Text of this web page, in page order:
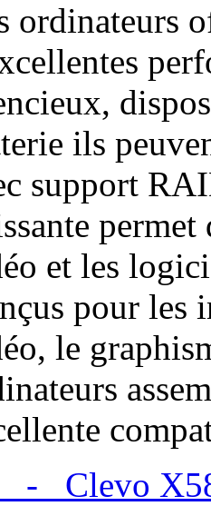
ordinateurs
ils
support
permet
et les
pour les
le
- Clevo